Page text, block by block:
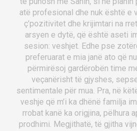
atë profesional dhe nuk është e
ç’pozitivitet dhe krijimtari na
arsyen e dytë, që është aseti
sesion: veshjet. Edhe pse
preferuarat e mia janë ato që
përmirësoj gardërobën time
veçanërisht të gjyshes,
sentimentale për mua. Pra, në
veshje që m’i ka dhënë familja
rrobat kanë ka origjina, pëlhura
prodhimi. Megjithatë, të gjitha